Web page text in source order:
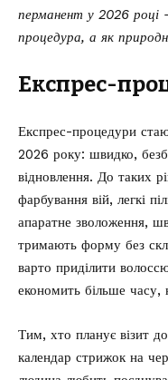
перманент у 2026
процедура, а як
Експрес-
Експрес-процедури
2026 року: швидко,
відновлення. До таких
фарбування вій, легкі
апаратне зволоження,
тримають форму без
варто приділити
економить більше часу,
Тим, хто планує візит
календар стрижок на